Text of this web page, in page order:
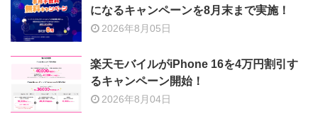
になるキャンペーンを8月末まで実施！
2026年8月05日
楽天モバイルがiPhone 16を4万円割引す
るキャンペーン開始！
2026年8月04日